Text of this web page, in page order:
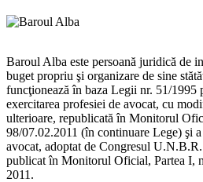
Baroul Alba este persoană juridică de
buget propriu şi organizare de sine
funcţionează în baza Legii nr. 51/1995
exercitarea profesiei de avocat, cu
ulterioare, republicată în Monitorul
98/07.02.2011 (în continuare Lege) şi
avocat, adoptat de Congresul
publicat în Monitorul Oficial, Partea I,
2011.